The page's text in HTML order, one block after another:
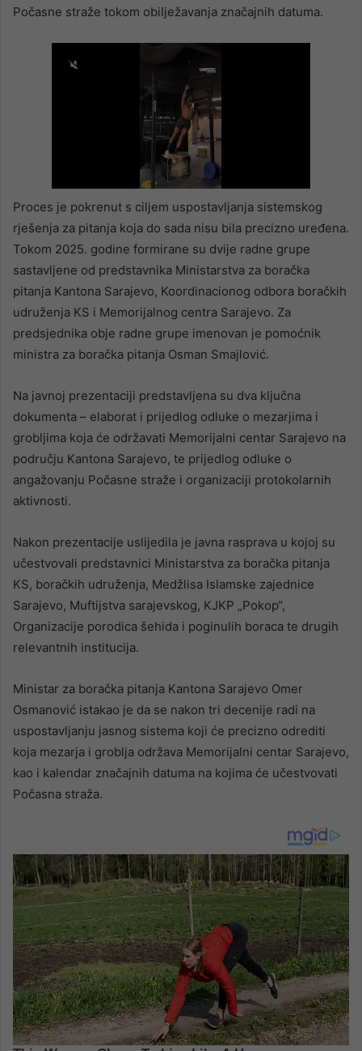
Počasne straže tokom obilježavanja značajnih datuma.
Proces je pokrenut s ciljem uspostavljanja sistemskog
rješenja za pitanja koja do sada nisu bila precizno uređena.
Tokom 2025. godine formirane su dvije radne grupe
sastavljene od predstavnika Ministarstva za boračka
pitanja Kantona Sarajevo, Koordinacionog odbora boračkih
udruženja KS i Memorijalnog centra Sarajevo. Za
predsjednika obje radne grupe imenovan je pomoćnik
ministra za boračka pitanja Osman Smajlović.
Na javnoj prezentaciji predstavljena su dva ključna
dokumenta – elaborat i prijedlog odluke o mezarjima i
grobljima koja će održavati Memorijalni centar Sarajevo na
području Kantona Sarajevo, te prijedlog odluke o
angažovanju Počasne straže i organizaciji protokolarnih
aktivnosti.
Nakon prezentacije uslijedila je javna rasprava u kojoj su
učestvovali predstavnici Ministarstva za boračka pitanja
KS, boračkih udruženja, Medžlisa Islamske zajednice
Sarajevo, Muftijstva sarajevskog, KJKP „Pokop“,
Organizacije porodica šehida i poginulih boraca te drugih
relevantnih institucija.
Ministar za boračka pitanja Kantona Sarajevo Omer
Osmanović istakao je da se nakon tri decenije radi na
uspostavljanju jasnog sistema koji će precizno odrediti
koja mezarja i groblja održava Memorijalni centar Sarajevo,
kao i kalendar značajnih datuma na kojima će učestvovati
Počasna straža.